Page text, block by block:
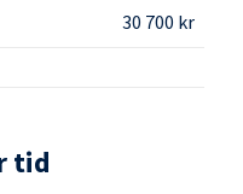
30 700 kr
tid